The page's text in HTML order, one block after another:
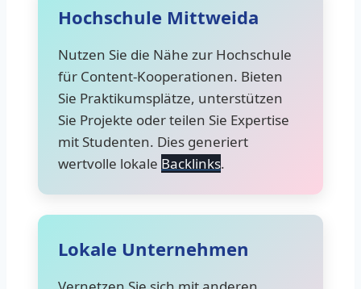
Hochschule Mittweida
Nutzen Sie die Nähe zur Hochschule
für Content-Kooperationen. Bieten
Sie Praktikumsplätze, unterstützen
Sie Projekte oder teilen Sie Expertise
mit Studenten. Dies generiert
wertvolle lokale Backlinks.
Lokale Unternehmen